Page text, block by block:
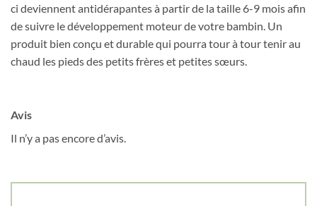
ci deviennent antidérapantes à partir de la taille 6-9 mois afin
de suivre le développement moteur de votre bambin. Un
produit bien conçu et durable qui pourra tour à tour tenir au
chaud les pieds des petits frères et petites sœurs.
Avis
Il n’y a pas encore d’avis.
Nom*
Date de naissance